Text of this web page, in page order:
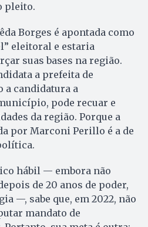
pleito.
Borges é apontada como
eleitoral e estaria
suas bases na região.
a prefeita de
a candidatura a
pode recuar e
da região. Porque a
por Marconi Perillo é a de
hábil — embora não
de 20 anos de poder,
—, sabe que, em 2022, não
mandato de